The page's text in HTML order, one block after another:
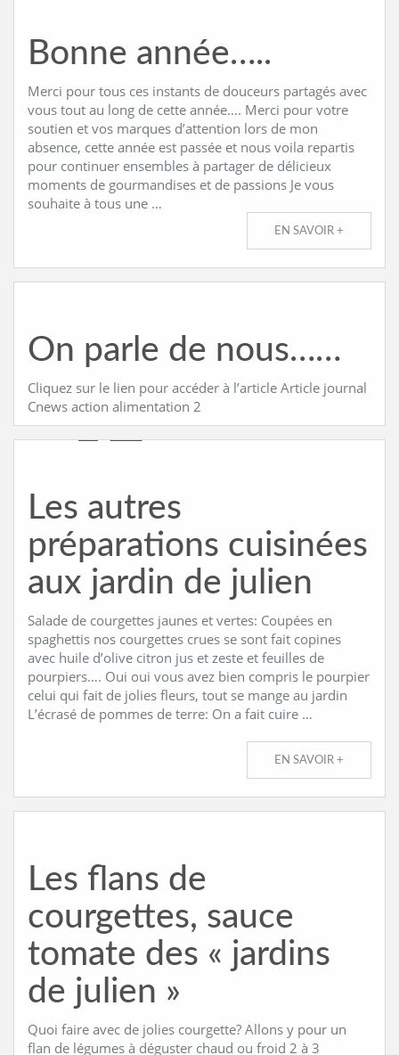
Bonne année…..
Merci pour tous ces instants de douceurs partagés avec
vous tout au long de cette année…. Merci pour votre
soutien et vos marques d’attention lors de mon
absence, cette année est passée et nous voila repartis
pour continuer ensembles à partager de délicieux
moments de gourmandises et de passions Je vous
souhaite à tous une …
EN SAVOIR +
On parle de nous……
Cliquez sur le lien pour accéder à l’article Article journal
Cnews action alimentation 2
Les autres
préparations cuisinées
aux jardin de julien
Salade de courgettes jaunes et vertes: Coupées en
spaghettis nos courgettes crues se sont fait copines
avec huile d’olive citron jus et zeste et feuilles de
pourpiers…. Oui oui vous avez bien compris le pourpier
celui qui fait de jolies fleurs, tout se mange au jardin
L’écrasé de pommes de terre: On a fait cuire …
EN SAVOIR +
Les flans de
courgettes, sauce
tomate des « jardins
de julien »
Quoi faire avec de jolies courgette? Allons y pour un
flan de légumes à déguster chaud ou froid 2 à 3